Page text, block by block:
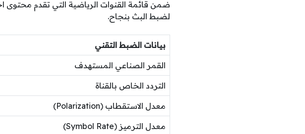
ضمن قائمة القنوات الرياضية التي تقدم محتوى
لضبط البث بنجاح.
بيانات الضبط التقني
القمر الصناعي المستهدف
التردد الخاص بالقناة
معدل الاستقطاب (Polarization)
معدل الترميز (Symbol Rate)